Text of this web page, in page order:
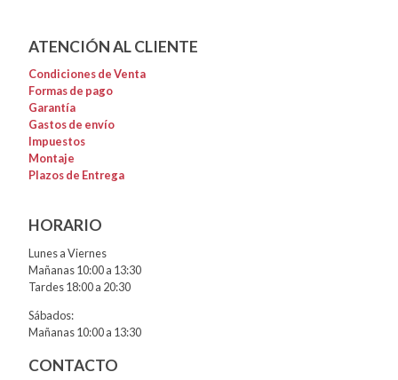
ATENCIÓN AL CLIENTE
Condiciones de Venta
Formas de pago
Garantía
Gastos de envío
Impuestos
Montaje
Plazos de Entrega
HORARIO
Lunes a Viernes
Mañanas 10:00 a 13:30
Tardes 18:00 a 20:30
Sábados:
Mañanas 10:00 a 13:30
CONTACTO